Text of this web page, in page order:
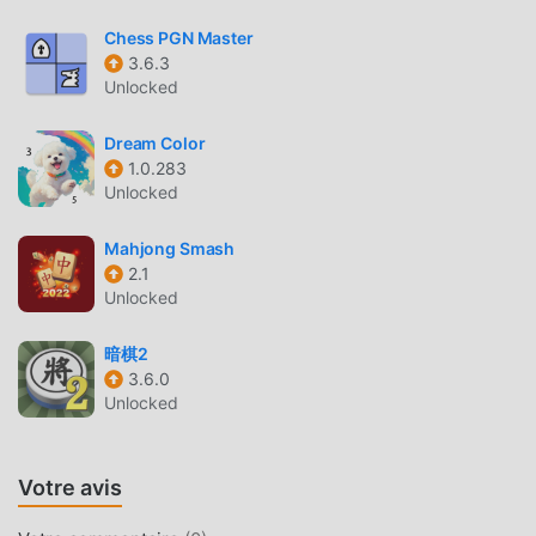
tout le jeu et profiter de la joie apportée par les jeux
classiques board 4 In A Row 5.01. Dans le même temps,
moddroid a spécialement construit une plate-forme pour
les amateurs de jeux board, vous permettant de
communiquer et de partager avec tous les amateurs de
jeux board du monde entier, qu'attendez-vous, rejoignez
partenaires mondiaux heureux
BEL ÉCRAN
Comme les jeux board traditionnels, 4 In A Row a un style
artistique unique, et ses graphismes, cartes et
personnages de haute qualité font de 4 In A Row attiré de
mis à jour et effectué des améliorations audacieuses. Avec
Chess PGN Master
3.6.3
Unlocked
Dream Color
1.0.283
Unlocked
Mahjong Smash
2.1
Unlocked
暗棋2
3.6.0
Unlocked
Votre avis